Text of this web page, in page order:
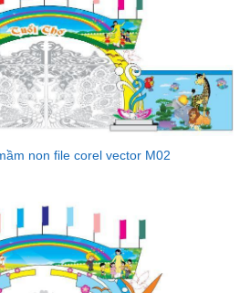
non file corel vector M02